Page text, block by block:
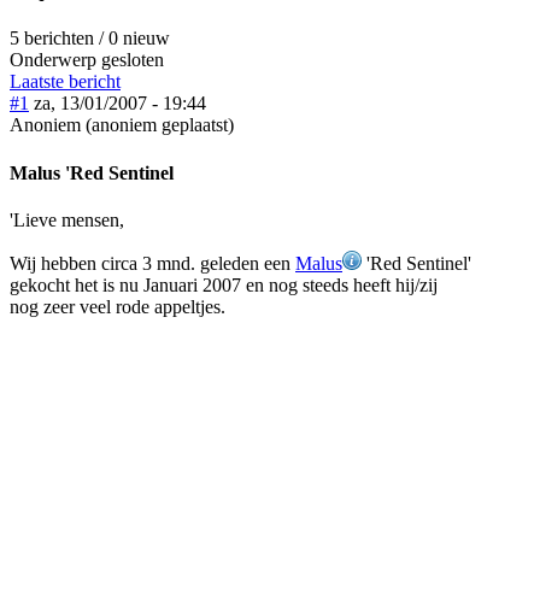
5 berichten / 0 nieuw
Onderwerp gesloten
Laatste bericht
#1 za, 13/01/2007 - 19:44
Anoniem (anoniem geplaatst)
Malus 'Red Sentinel
'Lieve mensen,
Wij hebben circa 3 mnd. geleden een Malus
'Red Sentinel'
gekocht het is nu Januari 2007 en nog steeds heeft hij/zij
nog zeer veel rode appeltjes.